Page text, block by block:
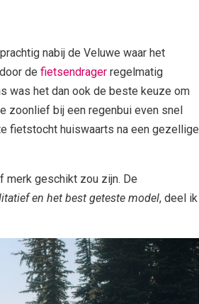
nabij de Veluwe waar het
de fietsendrager regelmatig
was het dan ook de beste keuze om
zoonlief bij een regenbui even snel
fietstocht huiswaarts na een gezellige
merk geschikt zou zijn. De
en het best geteste model, deel ik